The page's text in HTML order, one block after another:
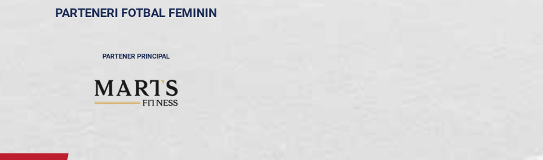
PARTENERI FOTBAL FEMININ
PARTENER PRINCIPAL